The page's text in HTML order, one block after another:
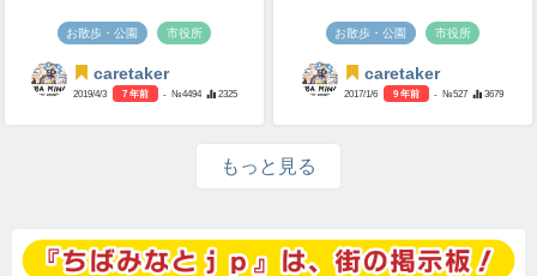
お散歩・公園 市役所
caretaker
2019/4/3 7 年前 - №4494 2325
お散歩・公園 市役所
caretaker
2017/1/6 9 年前 - №527 3679
もっと見る